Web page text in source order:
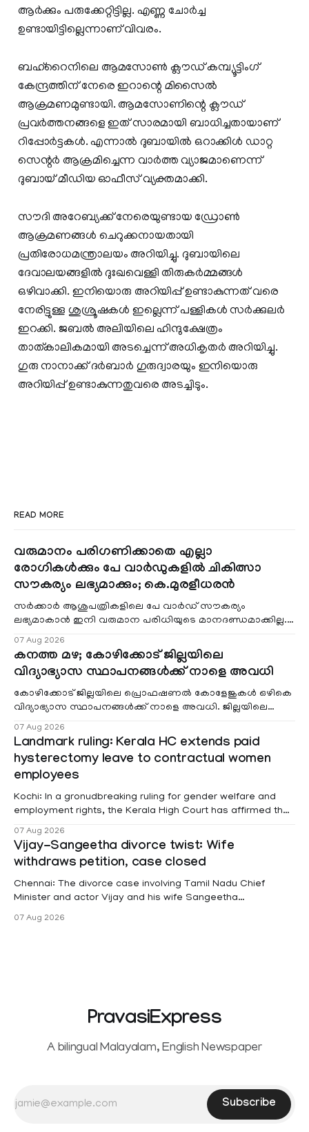
ആര്‍ക്കും പരുക്കേറ്റിട്ടില്ല. എണ്ണ ചോര്‍ച്ച
ഉണ്ടായിട്ടില്ലെന്നാണ് വിവരം.
ബഹ്റൈനിലെ ആമസോണ്‍ ക്ലൗഡ് കമ്പ്യൂട്ടിംഗ്
കേന്ദ്രത്തിന് നേരെ ഇറാന്റെ മിസൈല്‍
ആക്രമണമുണ്ടായി. ആമസോണിന്റെ ക്ലൗഡ്
പ്രവര്‍ത്തനങ്ങളെ ഇത് സാരമായി ബാധിച്ചതായാണ്
റിപ്പോര്‍ട്ടകള്‍. എന്നാല്‍ ദുബായില്‍ ഒറാക്കിള്‍ ഡാറ്റ
സെന്റര്‍ ആക്രമിച്ചെന്ന വാര്‍ത്ത വ്യാജമാണെന്ന്
ദുബായ് മീഡിയ ഓഫീസ് വ്യക്തമാക്കി.
സൗദി അറേബ്യക്ക് നേരെയുണ്ടായ ഡ്രോണ്‍
ആക്രമണങ്ങള്‍ ചെറുക്കനായതായി
പ്രതിരോധമന്ത്രാലയം അറിയിച്ചു. ദുബായിലെ
ദേവാലയങ്ങളില്‍ ദുഃഖവെള്ളി തിരുകര്‍മ്മങ്ങള്‍
ഒഴിവാക്കി. ഇനിയൊരു അറിയിപ്പ് ഉണ്ടാകുന്നത് വരെ
നേരിട്ടുള്ള ശുശ്രൂഷകള്‍ ഇല്ലെന്ന് പള്ളികള്‍ സര്‍ക്കുലര്‍
ഇറക്കി. ജബല്‍ അലിയിലെ ഹിന്ദുക്ഷേത്രം
താത്കാലികമായി അടച്ചെന്ന് അധികൃതര്‍ അറിയിച്ചു.
ഗുരു നാനാക്ക് ദര്‍ബാര്‍ ഗുരുദ്വാരയും ഇനിയൊരു
അറിയിപ്പ് ഉണ്ടാകുന്നതുവരെ അടച്ചിടും.
READ MORE
വരുമാനം പരിഗണിക്കാതെ എല്ലാ
രോഗികൾക്കും പേ വാർഡുകളിൽ ചികിത്സാ
സൗകര്യം ലഭ്യമാക്കും; കെ.മുരളീധരൻ
സർക്കാർ ആശുപത്രികളിലെ പേ വാർഡ് സൗകര്യം
ലഭ്യമാകാൻ ഇനി വരുമാന പരിധിയുടെ മാനദണ്ഡമാക്കില്ല.
07 Aug 2026
കനത്ത മഴ; കോഴിക്കോട് ജില്ലയിലെ
വിദ്യാഭ്യാസ സ്ഥാപനങ്ങൾക്ക് നാളെ അവധി
കോഴിക്കോട് ജില്ലയിലെ പ്രൊഫഷണൽ കോളേജുകൾ ഒഴികെ
വിദ്യാഭ്യാസ സ്ഥാപനങ്ങൾക്ക് നാളെ അവധി. ജില്ലയിലെ
07 Aug 2026
Landmark ruling: Kerala HC extends paid
hysterectomy leave to contractual women
employees
Kochi: In a gronudbreaking ruling for gender welfare and
employment rights, the Kerala High Court has affirmed that
projects are eligible for paid medical leave following
hysterectomy surgery under the Kerala Service Rules
(KSR). The court noted that since essential benefits like
maternity
07 Aug 2026
Vijay-Sangeetha divorce twist: Wife
withdraws petition, case closed
Chennai: The divorce case involving Tamil Nadu Chief
Minister and actor Vijay and his wife Sangeetha
Sowrnalingam has taken a new turn after Sangeetha
07 Aug 2026
PravasiExpress
A bilingual Malayalam, English Newspaper
Subscribe